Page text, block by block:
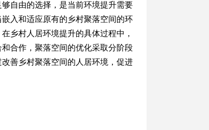
自由的选择，是当前环境提升需要
入和适应原有的乡村聚落空间的环
乡村人居环境提升的具体过程中，
合作，聚落空间的优化采取分阶段
善乡村聚落空间的人居环境，促进